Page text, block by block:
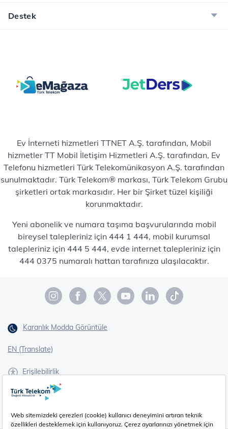
Destek
Ev İnterneti hizmetleri TTNET A.Ş. tarafından, Mobil
hizmetler TT Mobil İletişim Hizmetleri A.Ş. tarafından, Ev
Telefonu hizmetleri Türk Telekomünikasyon A.Ş. tarafından
sunulmaktadır. Türk Telekom® markası, Türk Telekom Grubu
şirketleri ortak markasıdır. Her bir Şirket tüzel kişiliği
korunmaktadır.
Yeni abonelik ve numara taşıma başvurularında mobil
bireysel talepleriniz için 444 1 444, mobil kurumsal
talepleriniz için 444 5 444, evde internet talepleriniz için
444 0375 numaralı hattan tarafınıza ulaşılacaktır.
Karanlık Modda Görüntüle
EN (Translate)
Erişilebilirlik
İşaret Dili Çevirisi